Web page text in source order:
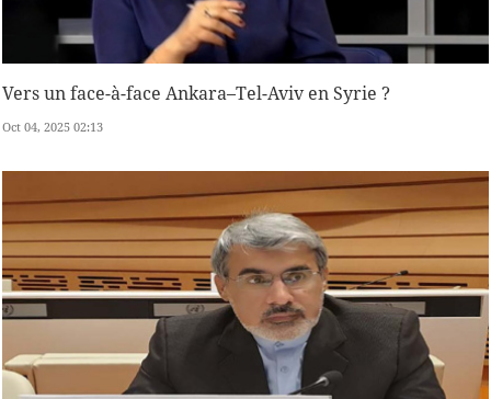
Vers un face-à-face Ankara–Tel-Aviv en Syrie ?
Oct 04, 2025 02:13